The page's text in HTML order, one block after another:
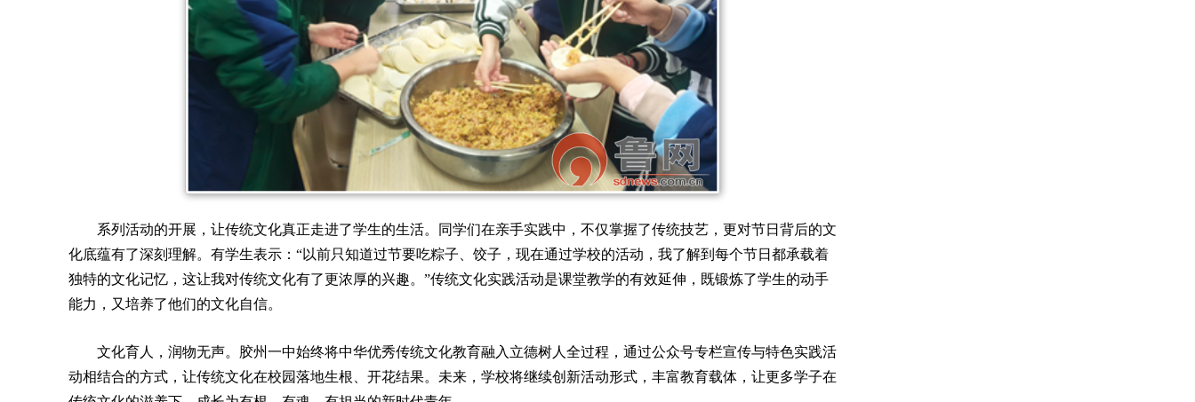
系列活动的开展，让传统文化真正走进了学生的生活。同学们在亲手实践中，不仅掌握了传统技艺，更对节日背后的文
化底蕴有了深刻理解。有学生表示：“以前只知道过节要吃粽子、饺子，现在通过学校的活动，我了解到每个节日都承载着
独特的文化记忆，这让我对传统文化有了更浓厚的兴趣。”传统文化实践活动是课堂教学的有效延伸，既锻炼了学生的动手
能力，又培养了他们的文化自信。
文化育人，润物无声。胶州一中始终将中华优秀传统文化教育融入立德树人全过程，通过公众号专栏宣传与特色实践活
动相结合的方式，让传统文化在校园落地生根、开花结果。未来，学校将继续创新活动形式，丰富教育载体，让更多学子在